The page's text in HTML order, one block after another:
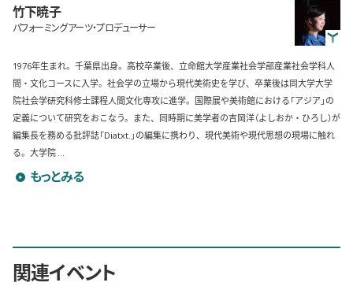
竹下暁子
パフォーミングアーツ・プロデューサー
1976年生まれ。千葉県出身。高校卒業後、立命館大学産業社会学部産業社会学科人
間・文化コースに入学。社会学の立場から現代美術史を学び、卒業後は同大学大学
院社会学研究科修士課程人間文化専攻に進学。国際展や美術館における「アジア」の
定義について研究をおこなう。また、同時期に美学者の吉岡洋（よしおか・ひろし）が
編集長を務める批評誌「Diatxt.」の編集に携わり、現代美術や現代思想の現場に触れ
る。大学院 ...
竹下暁子のプロフィールを詳しく見る
もっとみる
関連イベント